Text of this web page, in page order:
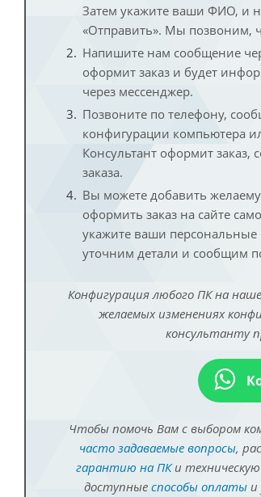
Затем укажите ваши ФИО, и
«Отправить». Мы позвоним,
Напишите нам сообщение
оформит заказ и будет
через мессенджер.
Позвоните по телефону,
конфигурации компьютера
Консультант оформит заказ,
заказа.
Вы можете добавить
оформить заказ на сайте
укажите ваши
уточним детали и сообщим
Конфигурация любого ПК на
желаемых изменениях
консультанту
Чтобы помочь Вам с выбором
часто задаваемые вопросы,
гарантию на ПКи техническую
доступные способы оплатыи